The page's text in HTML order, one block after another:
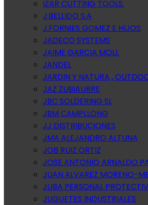
IZAR CUTTING TOOLS.
J.BELLIDO S.A
J.FORNIES GOMEZ E HIJOS
JADECO SYSTEMS
JAIME GARCIA MOLL
JANDEL
JARDIN Y NATURA ,
JAZ ZUBIAURRE
JBC SOLDERING SL
JBM CAMPLLONG
JJ DISTRIBUCIONES
JMA ALEJANDRO ALTUNA
JOB RUIZ ORTIZ
JOSE ANTONIO ARNALDO
JUAN ALVAREZ MORENO-
JUBA PERSONAL
JUGUETES INDUSTRIALES